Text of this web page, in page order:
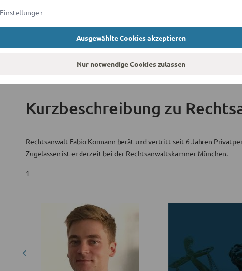
Rechtswissenschaften
Uni Passau
Zweites juristisches Staatsexamen
Oberlandesgericht Hamm
Kurzbeschreibung zu
Rechtsanwalt Fabio Kormann berät und vertritt seit 6 Jahren
Zugelassen ist er derzeit bei der Rechtsanwaltskammer München.
1
Einstellungen
Ausgewählte Cookies akzeptieren
Nur notwendige Cookies zulassen